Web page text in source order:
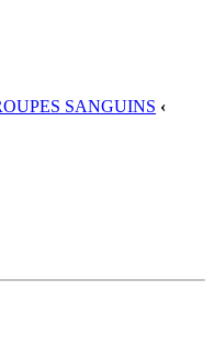
SANGUINS ‹